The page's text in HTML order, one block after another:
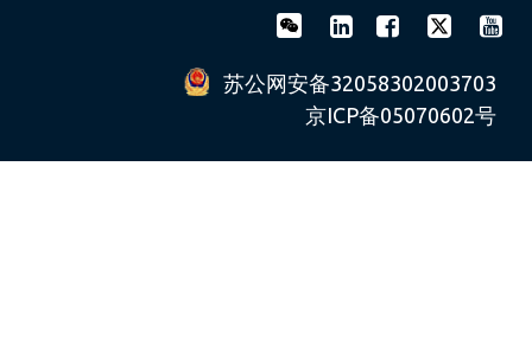
苏公网安备32058302003703
京ICP备05070602号